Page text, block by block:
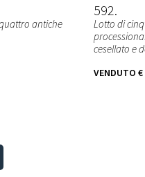
antiche
592
Lotto di
cesellato e
VENDUTO €